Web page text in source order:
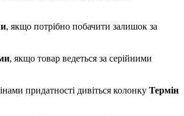
, якщо потрібно побачити залишок за
, якщо товар ведеться за серійними
придатності дивіться колонку Термін